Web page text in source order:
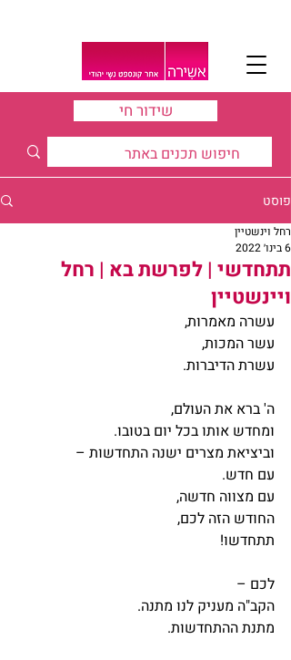
שידור חי
פוסט
תתחדשי | לפרשת בא | רחל
ויינשטיין
רחל וינשטיין
6 בינו׳ 2022
עשרה מאמרות,
עשר המכות,
עשרת הדיברות.
ה' ברא את העולם,
ומחדש אותו בכל יום בטובו.
וביציאת מצרים ישנה התחדשות –
עם חדש.
עם מצווה חדשה,
החודש הזה לכם,
תתחדשו!
לכם –
הקב"ה מעניק לנו מתנה.
מתנת ההתחדשות.